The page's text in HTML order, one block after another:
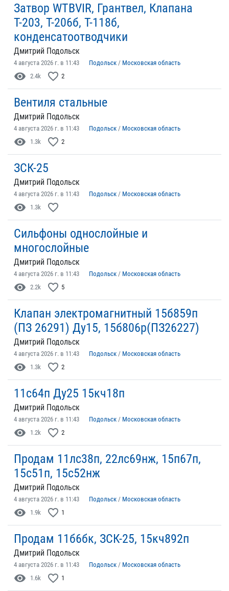
Затвор WTBVIR, Грантвел, Клапана
Т-203, Т-206б, Т-118б,
конденсатоотводчики
Дмитрий Подольск
4 августа 2026 г. в 11:43 Подольск / Московская область
visibility 2.4k favorite_border 2
Вентиля стальные
Дмитрий Подольск
4 августа 2026 г. в 11:43 Подольск / Московская область
visibility 1.3k favorite_border 2
ЗСК-25
Дмитрий Подольск
4 августа 2026 г. в 11:43 Подольск / Московская область
visibility 1.3k favorite_border
Сильфоны однослойные и
многослойные
Дмитрий Подольск
4 августа 2026 г. в 11:43 Подольск / Московская область
visibility 2.2k favorite_border 5
Клапан электромагнитный 15б859п
(ПЗ 26291) Ду15, 15б806р(ПЗ26227)
Дмитрий Подольск
4 августа 2026 г. в 11:43 Подольск / Московская область
visibility 1.3k favorite_border 2
11с64п Ду25 15кч18п
Дмитрий Подольск
4 августа 2026 г. в 11:43 Подольск / Московская область
visibility 1.2k favorite_border 2
Продам 11лс38п, 22лс69нж, 15п67п,
15с51п, 15с52нж
Дмитрий Подольск
4 августа 2026 г. в 11:43 Подольск / Московская область
visibility 1.9k favorite_border 1
Продам 11б6бк, ЗСК-25, 15кч892п
Дмитрий Подольск
4 августа 2026 г. в 11:43 Подольск / Московская область
visibility 1.6k favorite_border 1